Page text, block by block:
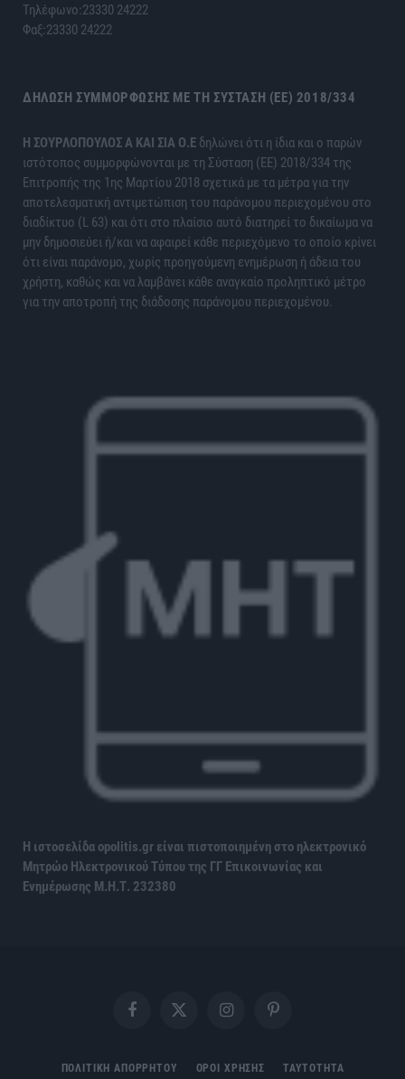
Τηλέφωνο:23330 24222
Φαξ:23330 24222
ΔΉΛΩΣΗ ΣΥΜΜΌΡΦΩΣΗΣ ΜΕ ΤΗ ΣΎΣΤΑΣΗ (ΕΕ) 2018/334
H ΣΟΥΡΛΟΠΟΥΛΟΣ Α ΚΑΙ ΣΙΑ Ο.Ε δηλώνει ότι η ίδια και ο παρών
ιστότοπος συμμορφώνονται με τη Σύσταση (ΕΕ) 2018/334 της
Επιτροπής της 1ης Μαρτίου 2018 σχετικά με τα μέτρα για την
αποτελεσματική αντιμετώπιση του παράνομου περιεχομένου στο
διαδίκτυο (L 63) και ότι στο πλαίσιο αυτό διατηρεί το δικαίωμα να
μην δημοσιεύει ή/και να αφαιρεί κάθε περιεχόμενο το οποίο κρίνει
ότι είναι παράνομο, χωρίς προηγούμενη ενημέρωση ή άδεια του
χρήστη, καθώς και να λαμβάνει κάθε αναγκαίο προληπτικό μέτρο
για την αποτροπή της διάδοσης παράνομου περιεχομένου.
Η ιστοσελίδα opolitis.gr είναι πιστοποιημένη στο ηλεκτρονικό
Μητρώο Ηλεκτρονικού Τύπου της ΓΓ Επικοινωνίας και
Ενημέρωσης Μ.Η.Τ. 232380
FacebookX
InstagramPinterest
ΠΟΛΙΤΙΚΗ ΑΠΟΡΡΗΤΟΥ ΟΡΟΙ ΧΡΗΣΗΣ ΤΑΥΤΟΤΗΤΑ